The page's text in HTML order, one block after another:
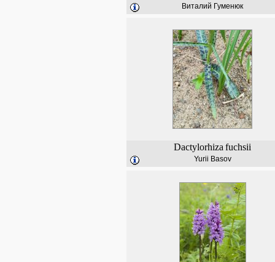
Виталий Гуменюк
Dactylorhiza fuchsii
Yurii Basov